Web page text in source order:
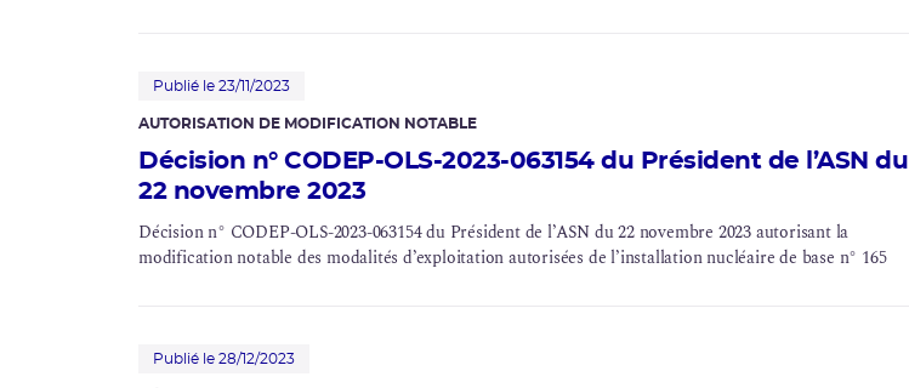
Publié le 23/11/2023
AUTORISATION DE MODIFICATION NOTABLE
Décision n° CODEP-OLS-2023-063154 du Président de l’ASN du
22 novembre 2023
Décision n° CODEP-OLS-2023-063154 du Président de l’ASN du 22 novembre 2023 autorisant la
modification notable des modalités d’exploitation autorisées de l’installation nucléaire de base n° 165
Publié le 28/12/2023